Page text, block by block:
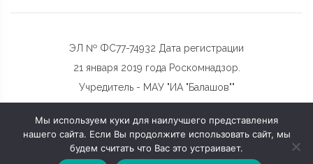
ЭЛ № ФС77-74932 Дата регистрации
21 января 2019 года Роскомнадзор.
Учредитель - МАУ "ИА "Балашов""
Мы используем куки для наилучшего представления
нашего сайта. Если Вы продолжите использовать сайт, мы
будем считать что Вас это устраивает.